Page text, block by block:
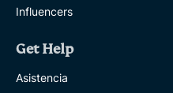
Influencers
Get Help
Asistencia